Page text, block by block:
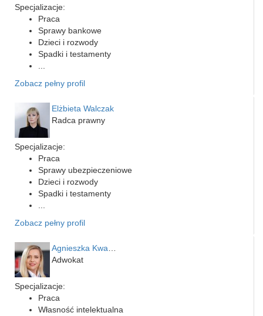
Specjalizacje:
Praca
Sprawy bankowe
Dzieci i rozwody
Spadki i testamenty
Zobacz pełny profil
Elżbieta Walczak
Radca prawny
Specjalizacje:
Praca
Sprawy ubezpieczeniowe
Dzieci i rozwody
Spadki i testamenty
Zobacz pełny profil
Adwokat
Specjalizacje:
Praca
Własność intelektualna